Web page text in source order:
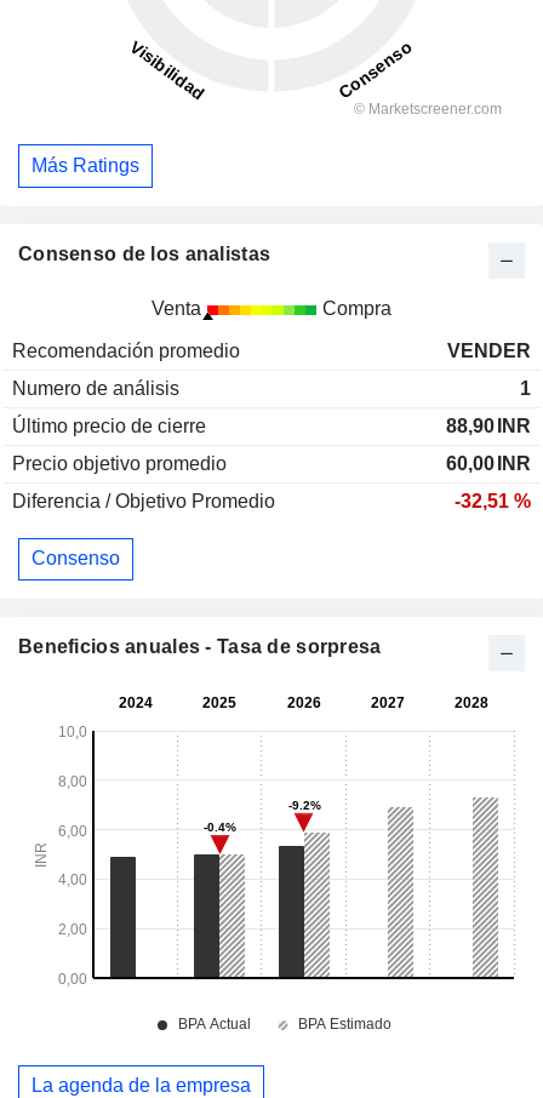
Más Ratings
Consenso de los analistas
Venta Compra
Recomendación promedio
VENDER
Numero de análisis
1
Último precio de cierre
88,90 INR
Precio objetivo promedio
60,00 INR
Diferencia / Objetivo Promedio
-32,51 %
Consenso
Beneficios anuales - Tasa de sorpresa
La agenda de la empresa